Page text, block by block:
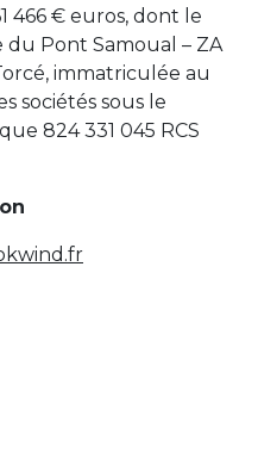
466 € euros, dont le
du Pont Samoual – ZA
immatriculée au
sociétés sous le
824 331 045 RCS